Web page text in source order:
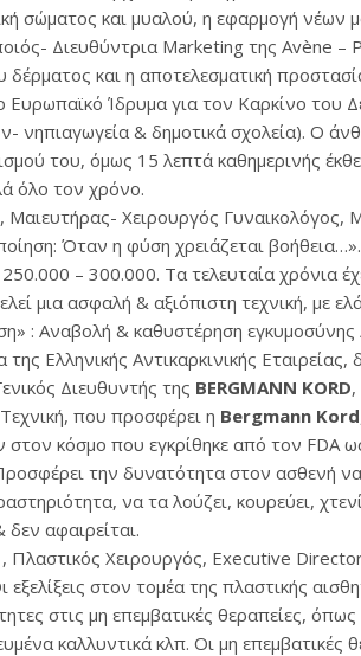
σώματος και μυαλού, η εφαρμογή
Διευθύντρια Marketing της Avène –
και η αποτελεσματική
Ευρωπαϊκό Ίδρυμα για τον Καρκίνο του
νηπιαγωγεία & δημοτικά σχολεία). Ο
του, όμως 15 λεπτά καθημερινής
όλο τον χρόνο.
Μαιευτήρας- Χειρουργός Γυναικολόγος,
Όταν η φύση χρειάζεται
250.000 – 300.000. Τα τελευταία χρόνια
μια ασφαλή & αξιόπιστη τεχνική, με
: Αναβολή & καθυστέρηση
της Ελληνικής Αντικαρκινικής
Διευθυντής της BERGMANN KORD
που προσφέρει η Bergmann Kord
κόσμο που εγκρίθηκε από τον FDA
την δυνατότητα στον ασθενή
να τα λούζει, κουρεύει,
αφαιρείται.
Χειρουργός, Executive Director
εξελίξεις στον τομέα της πλαστικής
στις μη επεμβατικές θεραπείες,
καλλυντικά κλπ. Οι μη